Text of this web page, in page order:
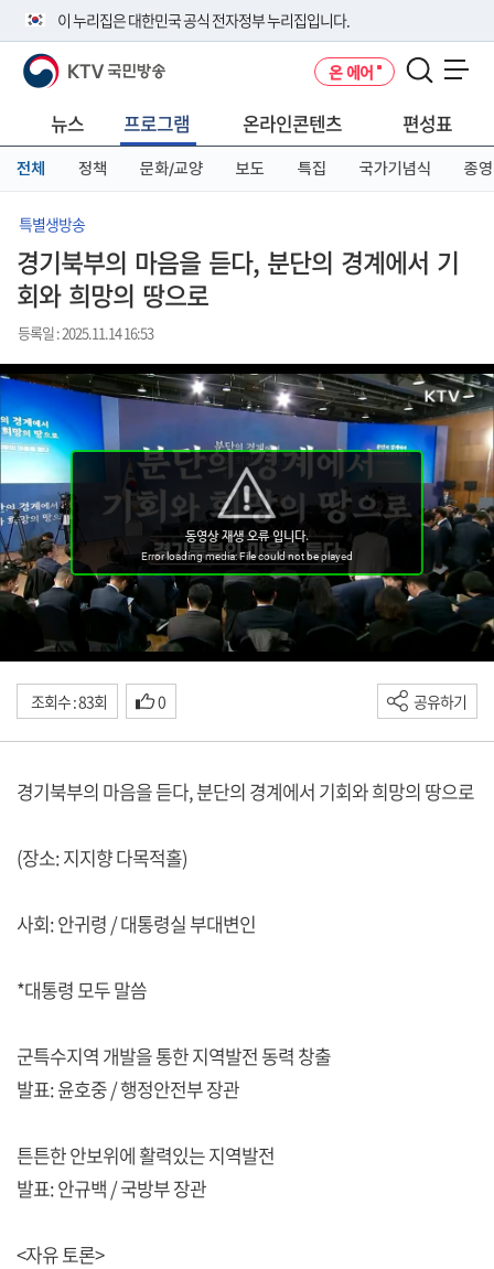
이 누리집은 대한민국 공식 전자정부 누리집입니다.
공식 누리집 주소 확인하기
니다.
이밖에 or.kr 또는 .kr등 다른 도메인 주소를 사용하고 있다면 아래 URL에
서 도메인 주소를 확인해 보세요
KTV 국민방송 온 에어
뉴스 프로그램 온라인콘텐츠 편성표
전체 정책 문화/교양 보도 특집 국가기념식 종영
특별생방송
경기북부의 마음을 듣다, 분단의 경계에서 기
회와 희망의 땅으로
등록일 : 2025.11.14 16:53
조회수 : 83회 0 공유하기
경기북부의 마음을 듣다, 분단의 경계에서 기회와 희망의 땅으로
(장소: 지지향 다목적홀)
사회: 안귀령 / 대통령실 부대변인
*대통령 모두 말씀
군특수지역 개발을 통한 지역발전 동력 창출
발표: 윤호중 / 행정안전부 장관
튼튼한 안보위에 활력있는 지역발전
발표: 안규백 / 국방부 장관
<자유 토론>